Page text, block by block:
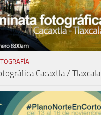
Cacaxtla / Tlaxcala